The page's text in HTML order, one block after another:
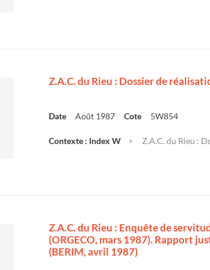
Z.A.C. du Rieu : Dossier de
Date Août 1987 Cote 5W854
Contexte : Index W Z.A.C. du Rieu :
Z.A.C. du Rieu : Enquête de
(ORGECO, mars 1987). Rapport
(BERIM, avril 1987)